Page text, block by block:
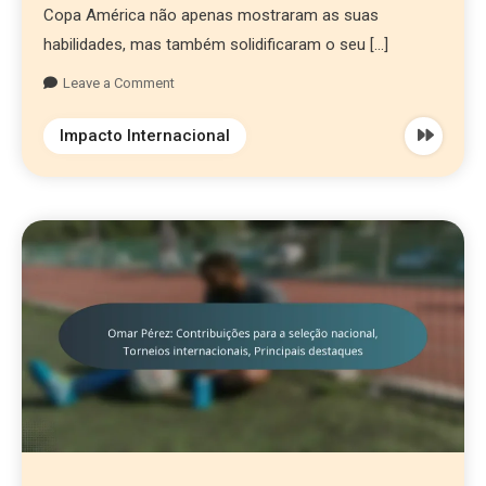
Copa América não apenas mostraram as suas
habilidades, mas também solidificaram o seu […]
Leave a Comment
Impacto Internacional